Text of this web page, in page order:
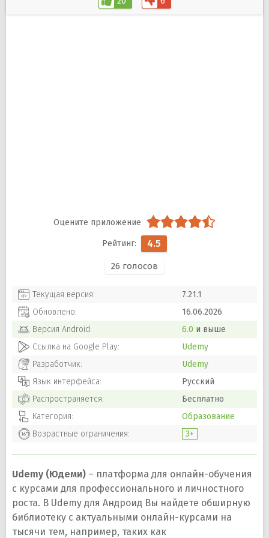
4.5
26 голосов
Текущая версия:
7.21.1
Обновлено:
16.06.2026
Версия Android: 6.0 и выше
Ссылка на Google Play:
Udemy
Разработчик:
Udemy
Язык интерфейса:
Русский
Распространяется:
Бесплатно
Категория:
Образование
Возрастные ограничения:
3+
Udemy (Юдеми) – платформа для онлайн-обучения
с курсами для профессионального и личностного
роста. В Udemy для Андроид Вы найдете обширную
библиотеку с актуальными онлайн-курсами на
тысячи тем, например, таких как